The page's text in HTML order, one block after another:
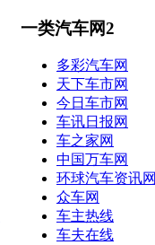
一类汽车网2
多彩汽车网
天下车市网
今日车市网
车讯日报网
车之家网
中国万车网
环球汽车资讯网
众车网
车主热线
车夫在线